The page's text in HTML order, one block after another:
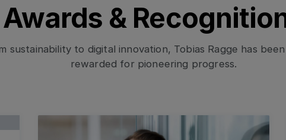
Awards &
sustainability to digital innovation, Tobias Ragge has
rewarded for pioneering progress.